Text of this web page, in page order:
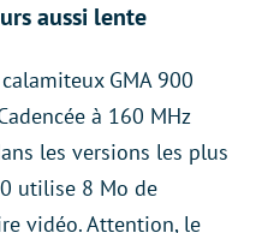
aussi lente
GMA 900
à 160 MHz
les versions les plus
utilise 8 Mo de
vidéo. Attention, le